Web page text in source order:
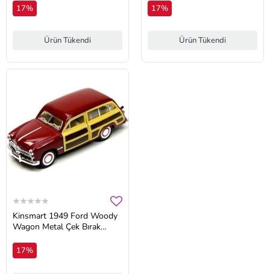
17%
Ürün Tükendi
17%
Ürün Tükendi
Kinsmart 1949 Ford Woody
Wagon Metal Çek Bırak
17%